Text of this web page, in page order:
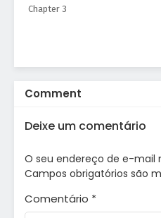
Chapter 3
Comment
Deixe um comentário
O seu endereço de e-mail
Campos obrigatórios são
Comentário *